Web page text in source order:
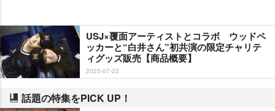
USJ×覆面アーティストとコラボ ウッドペ
ッカーと“白井さん”初共演の限定チャリテ
ィグッズ販売【商品概要】
2025-07-22
話題の特集をPICK UP！